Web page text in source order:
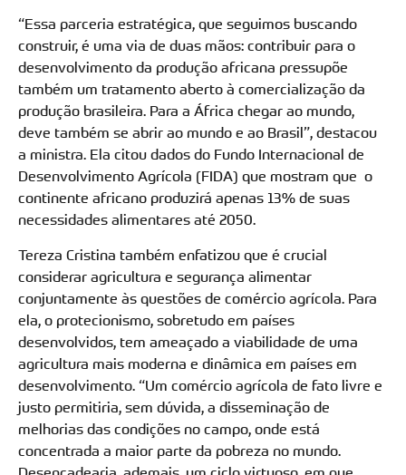
“Essa parceria estratégica, que seguimos buscando
construir, é uma via de duas mãos: contribuir para o
desenvolvimento da produção africana pressupõe
também um tratamento aberto à comercialização da
produção brasileira. Para a África chegar ao mundo,
deve também se abrir ao mundo e ao Brasil”, destacou
a ministra. Ela citou dados do Fundo Internacional de
Desenvolvimento Agrícola (FIDA) que mostram que o
continente africano produzirá apenas 13% de suas
necessidades alimentares até 2050.
Tereza Cristina também enfatizou que é crucial
considerar agricultura e segurança alimentar
conjuntamente às questões de comércio agrícola. Para
ela, o protecionismo, sobretudo em países
desenvolvidos, tem ameaçado a viabilidade de uma
agricultura mais moderna e dinâmica em países em
desenvolvimento. “Um comércio agrícola de fato livre e
justo permitiria, sem dúvida, a disseminação de
melhorias das condições no campo, onde está
concentrada a maior parte da pobreza no mundo.